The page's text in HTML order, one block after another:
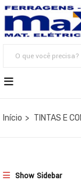
Início TINTAS E
Show Sidebar